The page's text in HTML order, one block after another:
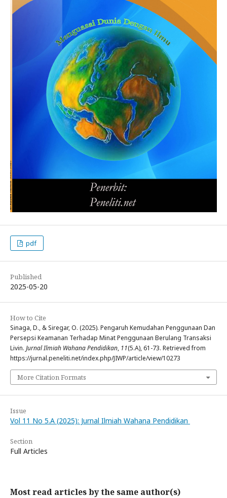
pdf
Published
2025-05-20
How to Cite
Sinaga, D., & Siregar, O. (2025). Pengaruh Kemudahan Penggunaan Dan
Persepsi Keamanan Terhadap Minat Penggunaan Berulang Transaksi
Livin. Jurnal Ilmiah Wahana Pendidikan, 11(5.A), 61-73. Retrieved from
https://jurnal.peneliti.net/index.php/JIWP/article/view/10273
More Citation Formats
Issue
Vol 11 No 5.A (2025): Jurnal Ilmiah Wahana Pendidikan
Section
Full Articles
Most read articles by the same author(s)